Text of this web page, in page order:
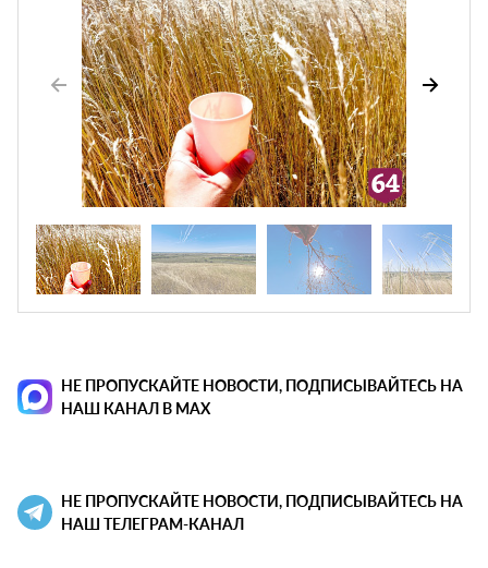
НЕ ПРОПУСКАЙТЕ НОВОСТИ, ПОДПИСЫВАЙТЕСЬ НА
НАШ КАНАЛ В MAX
НЕ ПРОПУСКАЙТЕ НОВОСТИ, ПОДПИСЫВАЙТЕСЬ НА
НАШ ТЕЛЕГРАМ-КАНАЛ